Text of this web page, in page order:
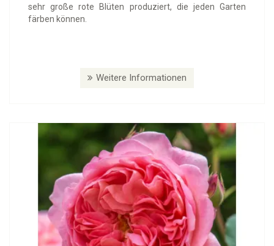
sehr große rote Blüten produziert, die jeden Garten
färben können.
Weitere Informationen